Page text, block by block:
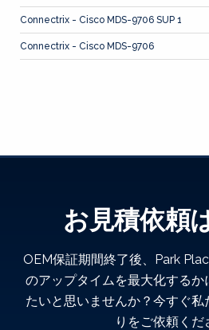
Connectrix - Cisco MDS-9706 SUP 1
Connectrix - Cisco MDS-9706
お見積依頼
OEM保証期間終了後、Park
のアップタイムを最大化するか
たいと思いませんか？今すぐ
りをご依頼くだ